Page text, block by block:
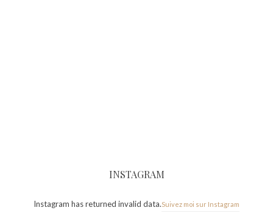
INSTAGRAM
Instagram has returned invalid data.Suivez moi sur Instagram